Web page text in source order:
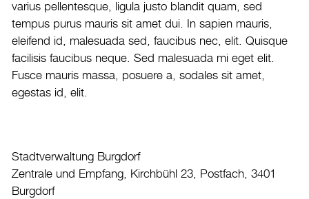
Öffnungszeiten & Kontakt
Veranstaltungskalender
Stadtplan
varius pellentesque, ligula justo blandit quam, sed
tempus purus mauris sit amet dui. In sapien mauris,
eleifend id, malesuada sed, faucibus nec, elit. Quisque
facilisis faucibus neque. Sed malesuada mi eget elit.
Fusce mauris massa, posuere a, sodales sit amet,
egestas id, elit.
Stadtverwaltung Burgdorf
Zentrale und Empfang, Kirchbühl 23, Postfach, 3401
Burgdorf